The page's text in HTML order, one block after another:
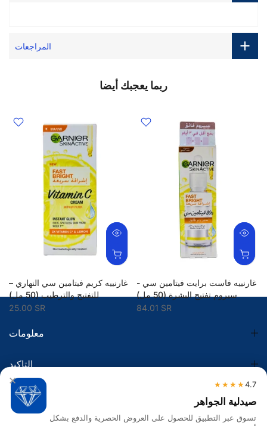
المراجعات
ربما يعجبك أيضا
غارنييه كريم فيتامين سي النهاري –
للتفتيح والترطيب (50 مل)
25.00 SR
غارنييه فاست برايت فيتامين سي -
سيروم تفتيح البشرة (50 مل)
84.01 SR
معلومات
التاكيد
الضريبة
× 4.7
★★★★
صيدلية الجواهر
تسوق عبر التطبيق للحصول على العروض الحصرية والدفع بشكل